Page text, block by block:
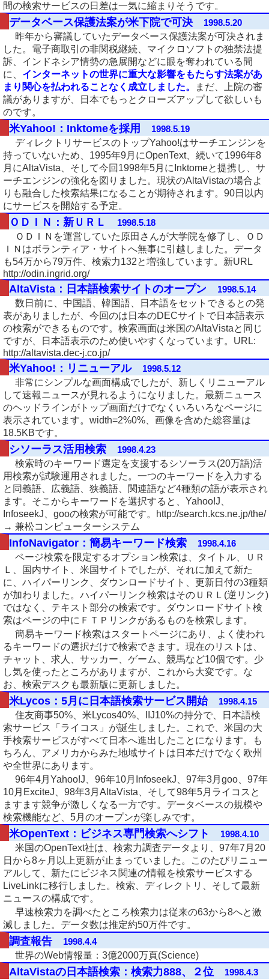
間の検索サービスの日差は一気に縮まりそうです。
データベース保護法案が米下院で可決
1998.5.20
昨年から審議していたデータベース保護法案が可決されま
した。電子商取引の非関税継続、マイクロソフトの独禁法提
訴、インドネシア情勢の急展開などに眼を奪われている間
に、 インターネットの世界に重大な影響をもたらす法案があ
まり関心を払われることなく成立しました。
まだ、上院の審
議がありますが、日本でもっとクローズアップして欲しいも
のです。
米Yahoo!：Inktomeを採用
1998.5.19
ディレクトリサービスのトップYahoo!はサーチエンジンを
持っていないため、1995年9月にOpenText、続いて1996年8
月にAltaVista、そして今回1998年5月にInktomeと提携し、サ
ーチエンジンの強化を図りました。現状のAltaVistaの場合よ
りも融合した検索結果になることが期待されます。90日以内
にサービスを開始する予定。
ＯＤＩＮ：新ＵＲＬ
1998.5.18
ＯＤＩＮを運営していた原田さんが大学院を修了し、ＯＤ
ＩＮはボランティア・サイトへ無事に引越しました。データ
も54万から79万件、検索力132と増強しています。新URL
http://odin.ingrid.org/
AltaVista：日本語検索サイトのオープン
1998.5.14
数日前に、中国語、韓国語、日本語をセットできるとの発
表がありましたが、今回のは日本のDECサイトで日本語表示
の検索ができるものです。検索画面は米国のAltaVistaと同じ
ですが、日本語表示のため使いやすくなっています。URL:
http://altavista.dec-j.co.jp/
米Yahoo!：リニューアル
1998.5.12
非常にシンプルな画面構成でしたが、新しくリニューアル
して速報ニュースが見れるようになりました。最新ニュース
のヘッドラインがトップ画面だけでなくいろいろなページに
表示されています。width=2%0%、画像を含めた総容量は
18.5KBです。
シソーラス活用検索
1998.4.23
検索時のキーワード選定を支援するシソーラス(20万語)活
用検索が試験運用されました。一つのキーワードを入力する
と同義語、広義語、狭義語、関連語など4種類の語が表示され
ます。そこからキーワードを選択すると、Yahoo!J、
InfoseekJ、gooの検索が可能です。http://search.kcs.ne.jp/the/
→ 兼松コンピューターシステム
InfoNavigator：簡易キーワード検索
1998.4.16
ページ検索を限定するオプション検索は、タイトル、ＵＲ
Ｌ、国内サイト、米国サイトでしたが、それに加えて新た
に、ハイパーリンク、ダウンロードサイト、更新日付の3種類
が加わりました。ハイパーリンク検索はそのＵＲＬ(逆リンク)
ではなく、テキスト部分の検索です。ダウンロードサイト検
索はページの中にＦＴＰリンクがあるものを検索します。
簡易キーワード検索はスタートページにあり、よく使われ
るキーワードの選択だけで検索できます。現在のリストは、
チャット、求人、サッカー、ゲーム、競馬など10個です。少
し気を使ったところがありますが、これから大変です。な
お、検索デスクも最新版に更新しました。
米Lycos：5月に日本語検索サービス開始
1998.4.15
住友商事50%、米Lycos40%、IIJ10%の持分で、日本語検
索サービス「ライコス」が誕生しました。これで、米国の大
手検索サービスがすべて日本へ進出したことになります。も
ちろん、アメリカからみた地域サイトは日本だけでなく欧州
や全世界にあります。
96年4月Yahoo!J、96年10月InfoseekJ、97年3月goo、97年
10月ExciteJ、98年3月AltaVista、そして98年5月ライコスと
ますます競争が激しくなる一方です。データベースの規模や
検索機能など、5月のオープンが楽しみです。
米OpenText：ビジネス専門検索へシフト
1998.4.10
米国のOpenText社は、検索力調査データより、97年7月20
日から8ヶ月以上更新が止まっていました。このたびリニュー
アルして、新たにビジネス関連の情報を検索サービスする
LiveLinkに移行しました。検索、ディレクトリ、そして最新
ニュースの構成です。
早速検索力を調べたところ検索力は従来の63から8へと激
減しました。データ数は推定約50万件です。
調査報告
1998.4.4
世界のWeb情報量：3億2000万頁(Science)
AltaVistaの日本語検索：検索力888、２位
1998.4.3